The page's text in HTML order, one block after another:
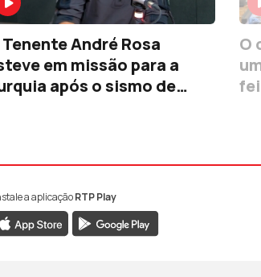
Tenente André Rosa
em missão para a
após o sismo de
O
Antena 1
RTP Antena 1
RTP Antena 1
a aplicaçãoRTP Play